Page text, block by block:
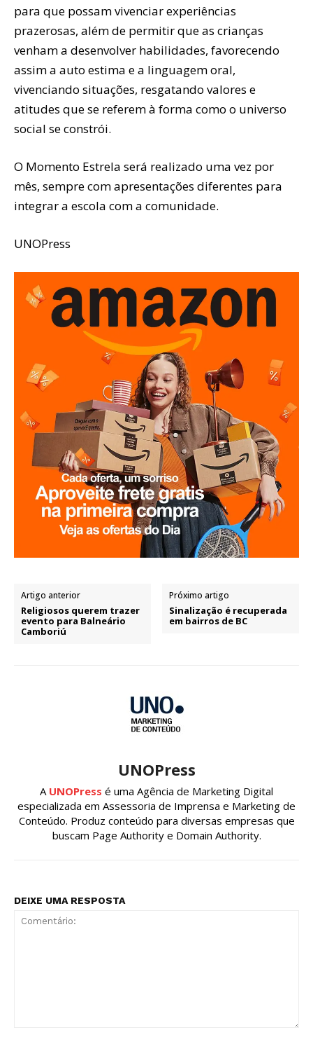
para que possam vivenciar experiências
prazerosas, além de permitir que as crianças
venham a desenvolver habilidades, favorecendo
assim a auto estima e a linguagem oral,
vivenciando situações, resgatando valores e
atitudes que se referem à forma como o universo
social se constrói.
O Momento Estrela será realizado uma vez por
mês, sempre com apresentações diferentes para
integrar a escola com a comunidade.
UNOPress
Artigo anterior
Religiosos querem trazer
evento para Balneário
Camboriú
Próximo artigo
Sinalização é recuperada
em bairros de BC
UNOPress
A UNOPress é uma Agência de Marketing Digital
especializada em Assessoria de Imprensa e Marketing de
Conteúdo. Produz conteúdo para diversas empresas que
buscam Page Authority e Domain Authority.
DEIXE UMA RESPOSTA